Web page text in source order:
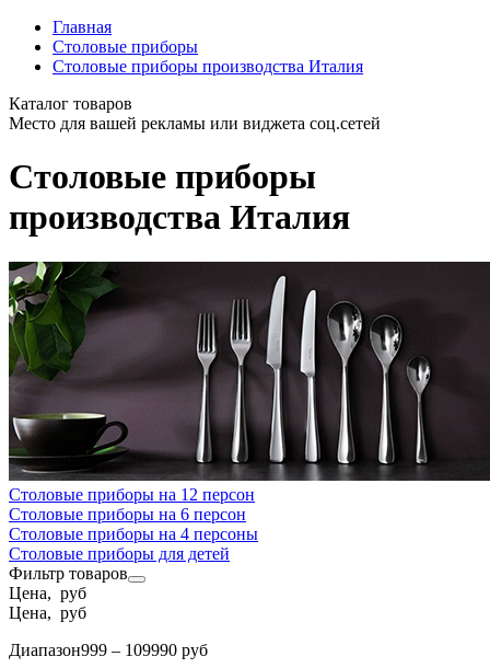
Главная
Столовые приборы
Столовые приборы производства Италия
Каталог товаров
Место для вашей рекламы или виджета соц.сетей
Столовые приборы
производства Италия
Столовые приборы на 12 персон
Столовые приборы на 6 персон
Столовые приборы на 4 персоны
Столовые приборы для детей
Фильтр товаров
Цена, руб
Цена, руб
Диапазон999 – 109990 руб